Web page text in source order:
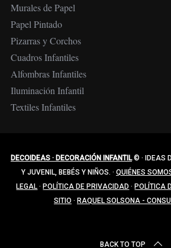
Murales de Papel
Papel Pintado
Pizarras y Corchos
Cuadros Infantiles
Alfombras Infantiles
Iluminación Infantil
Textiles Infantiles
DECOIDEAS · DECORACIÓN INFANTIL© ·
IDEAS
Y JUVENIL, BEBÉS Y NIÑOS. · QUIÉNES
LEGAL · POLÍTICA DE PRIVACIDAD · POLÍTICA
SITIO · RAQUEL SOLSONA -
BACK TO TOP